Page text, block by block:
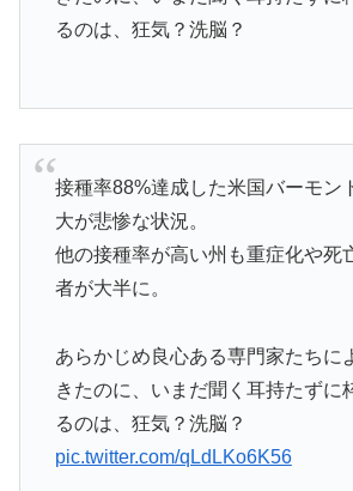
るのは、狂気？洗脳？
接種率88%達成した米国バーモン
大が悲惨な状況。
他の接種率が高い州も重症化や死
者が大半に。
あらかじめ良心ある専門家たちに
きたのに、いまだ聞く耳持たずに
るのは、狂気？洗脳？
pic.twitter.com/qLdLKo6K56